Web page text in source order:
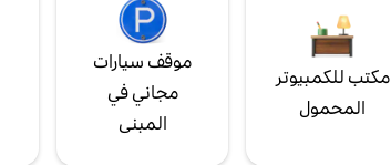
مكتب للكمبيوتر
المحمول
موقف سيارات
مجاني في
المبنى